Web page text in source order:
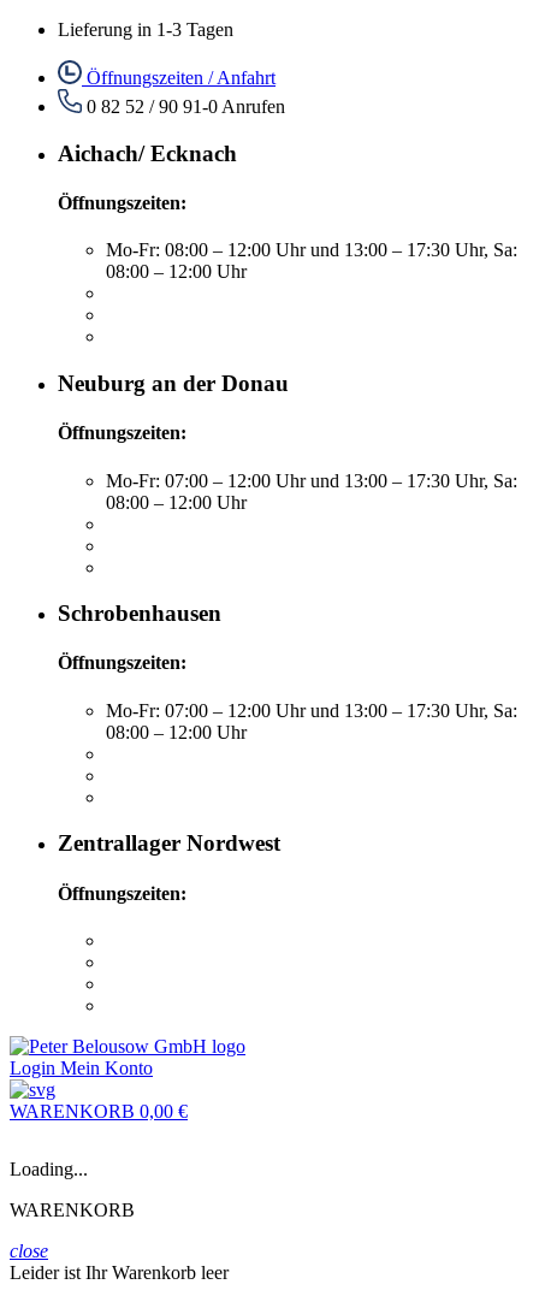
Lieferung in 1-3 Tagen
Öffnungszeiten / Anfahrt
0 82 52 / 90 91-0 Anrufen
Aichach/ Ecknach
Öffnungszeiten:
Mo-Fr: 08:00 – 12:00 Uhr und 13:00 – 17:30 Uhr, Sa:
08:00 – 12:00 Uhr
Neuburg an der Donau
Öffnungszeiten:
Mo-Fr: 07:00 – 12:00 Uhr und 13:00 – 17:30 Uhr, Sa:
08:00 – 12:00 Uhr
Schrobenhausen
Öffnungszeiten:
Mo-Fr: 07:00 – 12:00 Uhr und 13:00 – 17:30 Uhr, Sa:
08:00 – 12:00 Uhr
Zentrallager Nordwest
Öffnungszeiten:
Login Mein Konto
WARENKORB 0,00 €
Loading...
WARENKORB
close
Leider ist Ihr Warenkorb leer